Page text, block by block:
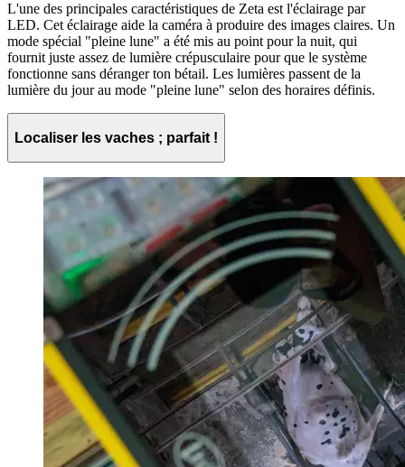
L'une des principales caractéristiques de Zeta est l'éclairage par
LED. Cet éclairage aide la caméra à produire des images claires. Un
mode spécial "pleine lune" a été mis au point pour la nuit, qui
fournit juste assez de lumière crépusculaire pour que le système
fonctionne sans déranger ton bétail. Les lumières passent de la
lumière du jour au mode "pleine lune" selon des horaires définis.
Localiser les vaches ; parfait !